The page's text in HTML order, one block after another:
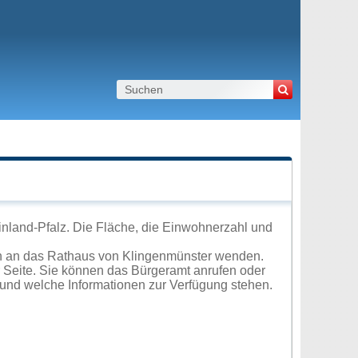
Pfalz. Die Fläche, die Einwohnerzahl und
das Rathaus von Klingenmünster wenden.
Sie können das Bürgeramt anrufen oder
welche Informationen zur Verfügung stehen.